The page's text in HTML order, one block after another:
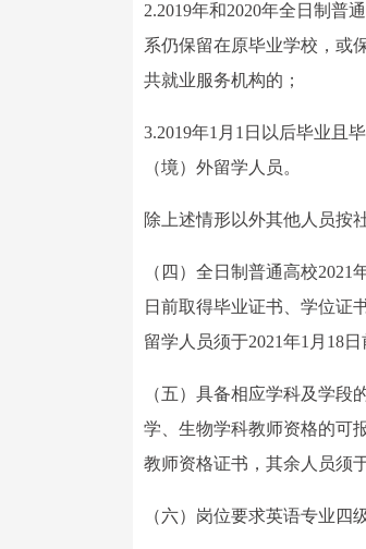
2.2019年和2020年全日制普
系仍保留在原毕业学校，或
共就业服务机构的；
3.2019年1月1日以后毕业且
（境）外留学人员。
除上述情形以外其他人员按
（四）全日制普通高校
日前取得毕业证书、学位证
留学人员须于2021年1月18
（五）具备相应学科及学
学、生物学科教师资格的可
教师资格证书，其余人员须
（六）岗位要求英语专业四